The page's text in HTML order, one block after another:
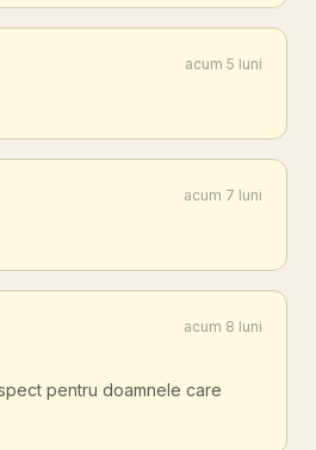
acum 5 luni
acum 7 luni
acum 8 luni
pentru doamnele care